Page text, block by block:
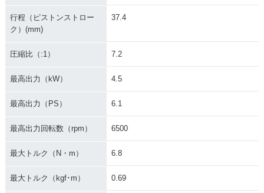
行程（ピストンストロー
ク）(mm)
37.4
圧縮比（:1） 7.2
最高出力（kW） 4.5
最高出力（PS） 6.1
最高出力回転数（rpm） 6500
最大トルク（N・m） 6.8
最大トルク（kgf･m） 0.69